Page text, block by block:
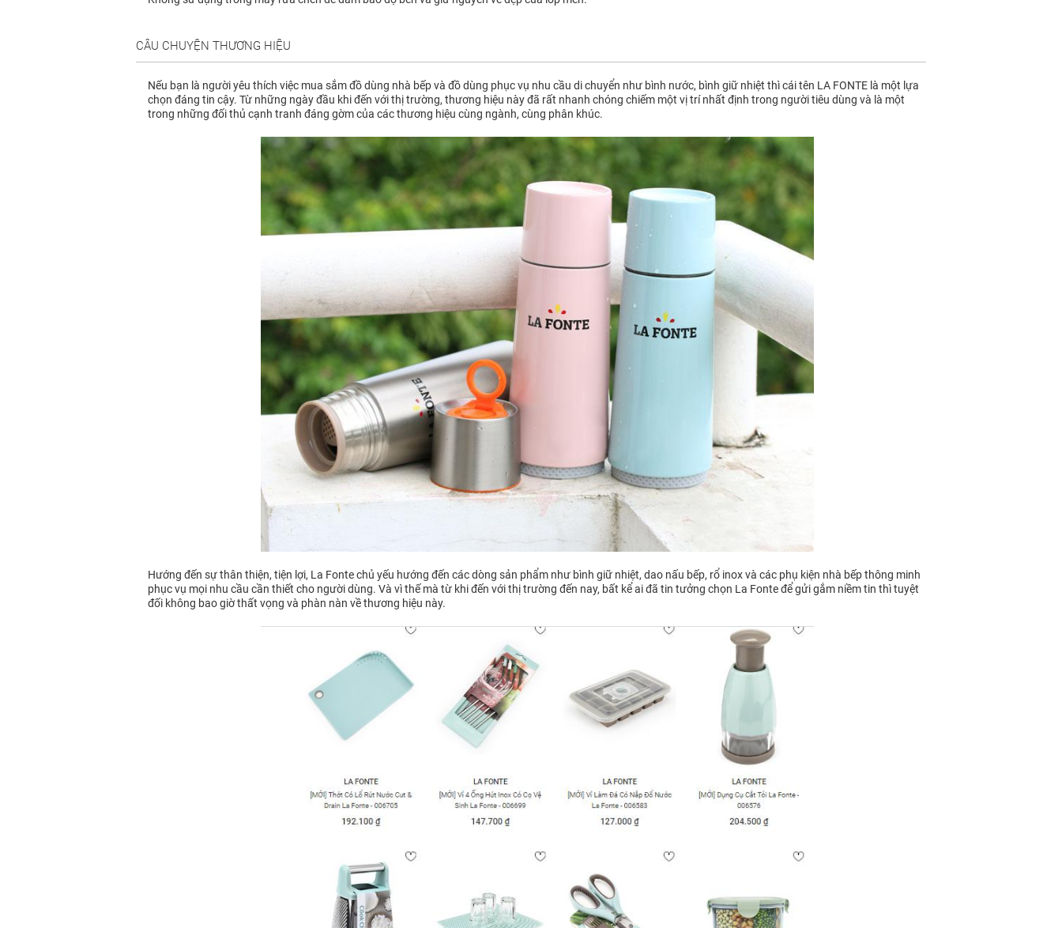
CÂU CHUYỆN THƯƠNG HIỆU
Nếu bạn là người yêu thích việc mua sắm đồ dùng nhà bếp và đồ dùng phục vụ nhu cầu di chuyển như bình nước, bình giữ nhiệt thì cái tên LA FONTE là một lựa
chọn đáng tin cậy. Từ những ngày đầu khi đến với thị trường, thương hiệu này đã rất nhanh chóng chiếm một vị trí nhất định trong người tiêu dùng và là một
trong những đối thủ cạnh tranh đáng gờm của các thương hiệu cùng ngành, cùng phân khúc.
Hướng đến sự thân thiện, tiện lợi, La Fonte chủ yếu hướng đến các dòng sản phẩm như bình giữ nhiệt, dao nấu bếp, rổ inox và các phụ kiện nhà bếp thông minh
phục vụ mọi nhu cầu cần thiết cho người dùng. Và vì thế mà từ khi đến với thị trường đến nay, bất kể ai đã tin tưởng chọn La Fonte để gửi gắm niềm tin thì tuyệt
đối không bao giờ thất vọng và phàn nàn về thương hiệu này.